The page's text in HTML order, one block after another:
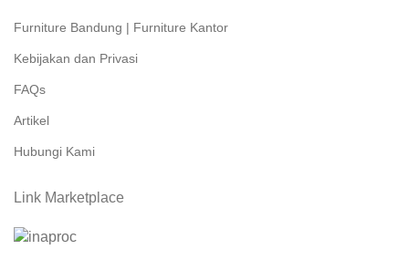
Furniture Bandung | Furniture Kantor
Kebijakan dan Privasi
FAQs
Artikel
Hubungi Kami
Link Marketplace